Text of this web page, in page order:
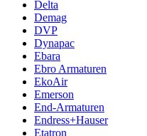
Delta
Demag
DVP
Dynapac
Ebara
Ebro Armaturen
EkoAir
Emerson
End-Armaturen
Endress+Hauser
Etatron